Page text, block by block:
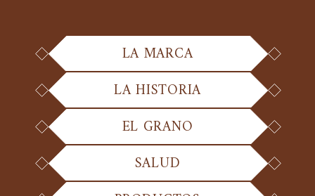
LA MARCA
LA HISTORIA
EL GRANO
SALUD